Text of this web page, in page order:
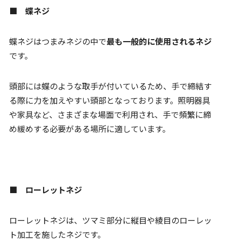
■ 蝶ネジ
蝶ネジはつまみネジの中で最も一般的に使用されるネジ
です。
頭部には蝶のような取手が付いているため、手で締結す
る際に力を加えやすい頭部となっております。照明器具
や家具など、さまざまな場面で利用され、手で頻繁に締
め緩めする必要がある場所に適しています。
■ ローレットネジ
ローレットネジは、ツマミ部分に縦目や綾目のローレッ
ト加工を施したネジです。